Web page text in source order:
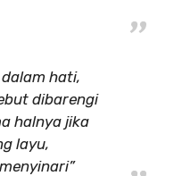
hati,
dibarengi
halnya jika
layu,